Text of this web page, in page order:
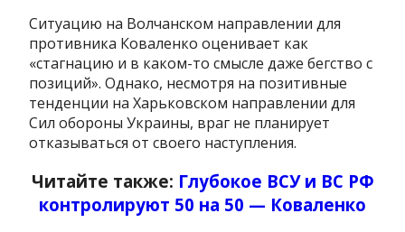
Ситуацию на Волчанском направлении для
противника Коваленко оценивает как
«стагнацию и в каком-то смысле даже бегство с
позиций». Однако, несмотря на позитивные
тенденции на Харьковском направлении для
Сил обороны Украины, враг не планирует
отказываться от своего наступления.
Читайте также: Глубокое ВСУ и ВС РФ
контролируют 50 на 50 — Коваленко